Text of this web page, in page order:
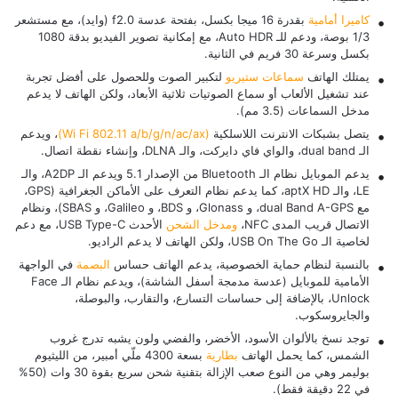
كاميرا أمامية
بقدرة 16 ميجا بكسل، بفتحة عدسة f2.0 (وايد)، مع مستشعر
1/3 بوصة، ودعم للـ Auto HDR، مع إمكانية تصوير الفيديو بدقة 1080
بكسل وسرعة 30 فريم في الثانية.
يمتلك الهاتف سماعات ستيريو لتكبير الصوت وللحصول على أفضل تجربة
عند تشغيل الألعاب أو سماع الصوتيات ثلاثية الأبعاد، ولكن الهاتف لا يدعم
مدخل السماعات (3.5 مم).
يتصل بشبكات الانترنت اللاسلكية (Wi Fi 802.11 a/b/g/n/ac/ax)
، ويدعم
الـ dual band، والواي فاي دايركت، والـ DLNA، وإنشاء نقطة اتصال.
يدعم الموبايل نظام الـ Bluetooth من الإصدار 5.1 ويدعم الـ A2DP، والـ
LE، والـ aptX HD، كما يدعم نظام التعرف على الأماكن الجغرافية (GPS،
مع dual Band A-GPS، و Glonass، و BDS، و Galileo، و SBAS)، ونظام
الاتصال قريب المدى NFC،
ومدخل الشحن
الأحدث USB Type-C، مع دعم
لخاصية الـ USB On The Go، ولكن الهاتف لا يدعم الراديو.
بالنسبة لنظام حماية الخصوصية، يدعم الهاتف حساس البصمة في الواجهة
الأمامية للموبايل (عدسة مدمجة أسفل الشاشة)، ويدعم نظام الـ Face
Unlock، بالإضافة إلى حساسات التسارع، والتقارب، والبوصلة،
والجايروسكوب.
توجد نسخ بالألوان الأسود، الأخضر، والفضي ولون يشبه تدرج غروب
الشمس، كما يحمل الهاتف بطارية
بسعة 4300 ملّي أمبير، من الليثيوم
بوليمر وهي من النوع صعب الإزالة بتقنية شحن سريع بقوة 30 وات (50%
في 22 دقيقة فقط).